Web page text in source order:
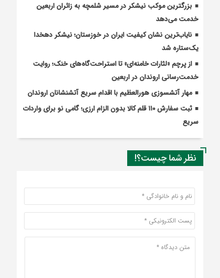
بزرگترین موکب نیشکر در مسیر شلمچه به زائران اربعین
خدمت می‌دهد
نایاب‌ترین نشان کیفیت ایران در خوزستان؛ نیشکر دهخدا
یک‌ستاره شد
از پرچم «لثارات خامنه‌ای» تا استراحت‌گاه‌های خنک؛ روایت
خدمت‌رسانی اروندان در اربعین
مهار آتشسوزی هورالعظیم با اقدام سریع آتشنشانان اروندان
ثبت سفارش ۱۱۰ قلم کالا بدون الزام ارزی؛ گامی نو برای واردات
سریع
نظر شما چیست؟!